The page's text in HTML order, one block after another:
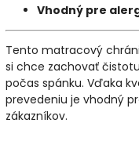
Vhodný pre
Tento matracový
si chce zachovať
počas spánku. Vďaka
prevedeniu je vhodný
zákazníkov.